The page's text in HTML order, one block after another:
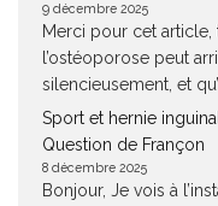
9 décembre 2025
Merci pour cet
l’ostéoporose peut
silencieusement, et
Sport et hernie
Question de Françon
8 décembre 2025
Bonjour, Je vois à